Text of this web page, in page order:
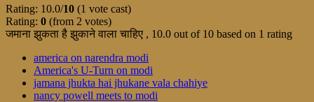
Rating: 10.0/10 (1 vote cast)
Rating: 0 (from 2 votes)
जमाना झुकता है झुकाने वाला चाहिए , 10.0 out of 10 based on 1 rating
america on narendra modi
America's U-Turn on modi
jamana jhukta hai jhukane vala chahiye
nancy powell meets to modi